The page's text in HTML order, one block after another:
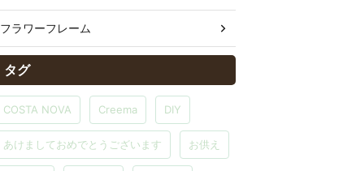
フラワーフレーム
タグ
COSTA NOVA Creema DIY
あけましておめでとうございます お供え